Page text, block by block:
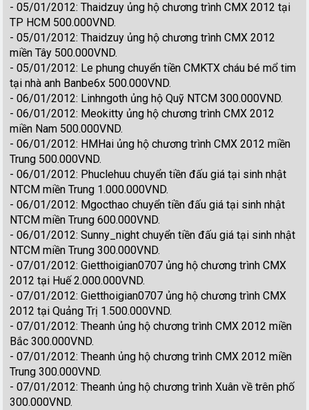
- 05/01/2012: Thaidzuy ủng hộ chương trình CMX 2012 tại
TP HCM 500.000VND.
- 05/01/2012: Thaidzuy ủng hộ chương trình CMX 2012
miền Tây 500.000VND.
- 05/01/2012: Le phung chuyển tiền CMKTX cháu bé mổ tim
tại nhà anh Banbe6x 500.000VND.
- 06/01/2012: Linhngoth ủng hộ Quỹ NTCM 300.000VND.
- 06/01/2012: Meokitty ủng hộ chương trình CMX 2012
miền Nam 500.000VND.
- 06/01/2012: HMHai ủng hộ chương trình CMX 2012 miền
Trung 500.000VND.
- 06/01/2012: Phuclehuu chuyển tiền đấu giá tại sinh nhật
NTCM miền Trung 1.000.000VND.
- 06/01/2012: Mgocthao chuyển tiền đấu giá tại sinh nhật
NTCM miền Trung 600.000VND.
- 06/01/2012: Sunny_night chuyển tiền đấu giá tại sinh nhật
NTCM miền Trung 300.000VND.
- 07/01/2012: Gietthoigian0707 ủng hộ chương trình CMX
2012 tại Huế 2.000.000VND.
- 07/01/2012: Gietthoigian0707 ủng hộ chương trình CMX
2012 tại Quảng Trị 1.500.000VND.
- 07/01/2012: Theanh ủng hộ chương trình CMX 2012 miền
Bắc 300.000VND.
- 07/01/2012: Theanh ủng hộ chương trình CMX 2012 miền
Trung 300.000VND.
- 07/01/2012: Theanh ủng hộ chương trình Xuân về trên phố
300.000VND.